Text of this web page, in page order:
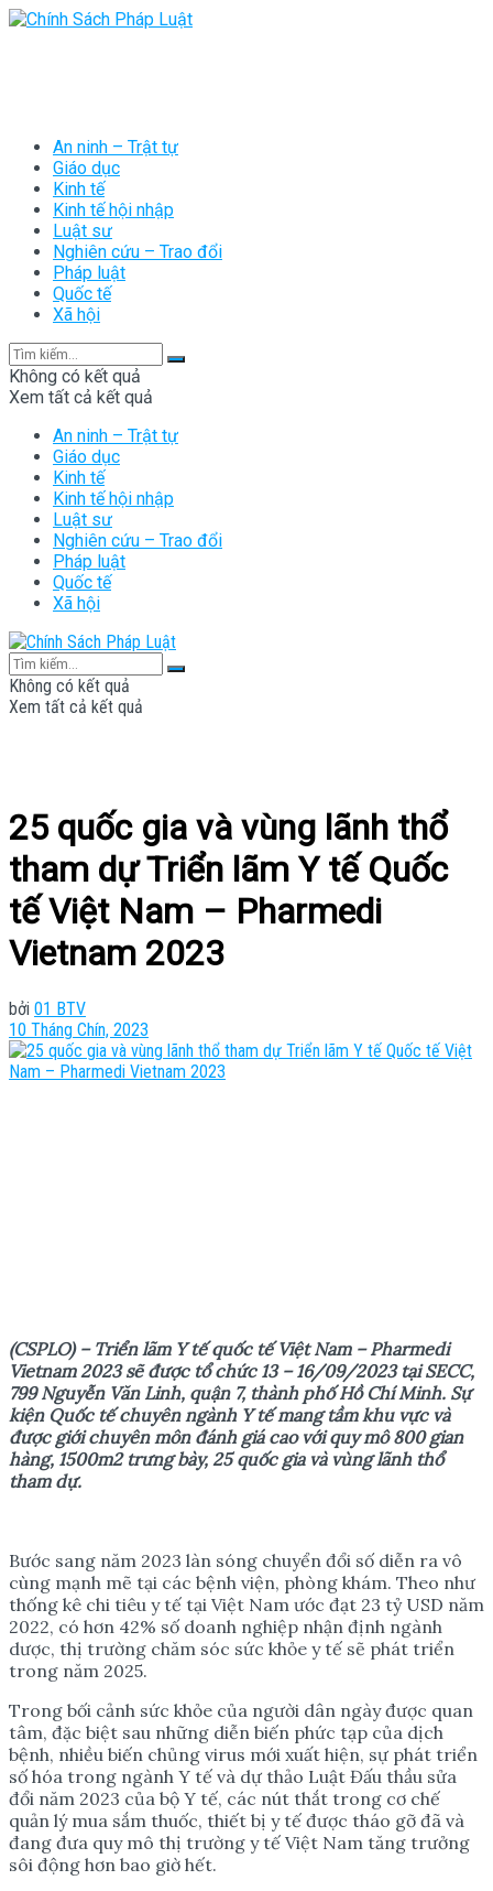
An ninh – Trật tự
Giáo dục
Kinh tế
Kinh tế hội nhập
Luật sư
Nghiên cứu – Trao đổi
Pháp luật
Quốc tế
Xã hội
Không có kết quả
Xem tất cả kết quả
An ninh – Trật tự
Giáo dục
Kinh tế
Kinh tế hội nhập
Luật sư
Nghiên cứu – Trao đổi
Pháp luật
Quốc tế
Xã hội
Không có kết quả
Xem tất cả kết quả
25 quốc gia và vùng lãnh thổ
tham dự Triển lãm Y tế Quốc
tế Việt Nam – Pharmedi
Vietnam 2023
bởi 01 BTV
10 Tháng Chín, 2023
(CSPLO) – Triển lãm Y tế quốc tế Việt Nam – Pharmedi
Vietnam 2023 sẽ được tổ chức 13 – 16/09/2023 tại SECC,
799 Nguyễn Văn Linh, quận 7, thành phố Hồ Chí Minh. Sự
kiện Quốc tế chuyên ngành Y tế mang tầm khu vực và
được giới chuyên môn đánh giá cao với quy mô 800 gian
hàng, 1500m2 trưng bày, 25 quốc gia và vùng lãnh thổ
tham dự.
Bước sang năm 2023 làn sóng chuyển đổi số diễn ra vô
cùng mạnh mẽ tại các bệnh viện, phòng khám. Theo như
thống kê chi tiêu y tế tại Việt Nam ước đạt 23 tỷ USD năm
2022, có hơn 42% số doanh nghiệp nhận định ngành
dược, thị trường chăm sóc sức khỏe y tế sẽ phát triển
trong năm 2025.
Trong bối cảnh sức khỏe của người dân ngày được quan
tâm, đặc biệt sau những diễn biến phức tạp của dịch
bệnh, nhiều biến chủng virus mới xuất hiện, sự phát triển
số hóa trong ngành Y tế và dự thảo Luật Đấu thầu sửa
đổi năm 2023 của bộ Y tế, các nút thắt trong cơ chế
quản lý mua sắm thuốc, thiết bị y tế được tháo gỡ đã và
đang đưa quy mô thị trường y tế Việt Nam tăng trưởng
sôi động hơn bao giờ hết.